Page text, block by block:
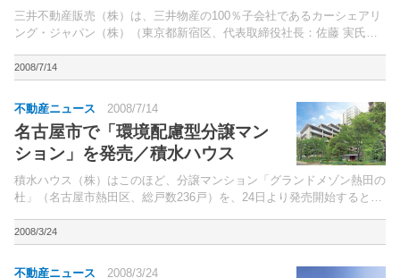
三井不動産販売（株）は、三井物産の100％子会社であるカーシェアリ
ング・ジャパン（株）（東京都新宿区、代表取締役社長：佐藤 実氏、
いくと発表した。CSJは今後、三井不動産販...
2008/7/14
不動産ニュース 2008/7/14
名古屋市で「環境配慮型分譲マン
ション」を発売／積水ハウス
積水ハウス（株）はこのほど、分譲マンション「グランドメゾン熱田の
杜」（名古屋市熱田区、総戸数236戸）を、24日より発売開始すると発
る、地上19階建てのマンション。
2008/3/24
不動産ニュース 2008/3/24